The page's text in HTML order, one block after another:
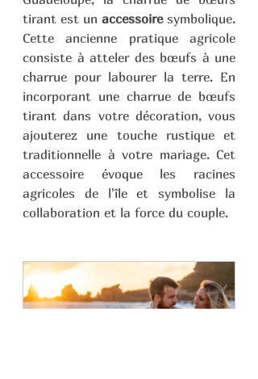
tirant est un accessoire symbolique.
Cette ancienne pratique agricole
consiste à atteler des bœufs à une
charrue pour labourer la terre. En
incorporant une charrue de bœufs
tirant dans votre décoration, vous
ajouterez une touche rustique et
traditionnelle à votre mariage. Cet
accessoire évoque les racines
agricoles de l'île et symbolise la
collaboration et la force du couple.